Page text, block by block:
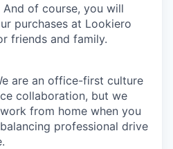
And of course, you will
purchases at Lookiero
friends and family.
are an office-first culture
collaboration, but we
from home when you
professional drive